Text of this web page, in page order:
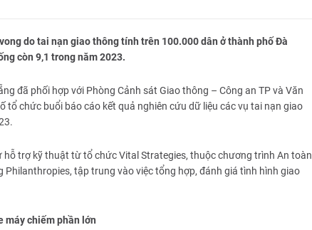
do tai nạn giao thông tính trên 100.000 dân ở thành phố Đà
còn 9,1 trong năm 2023.
đã phối hợp với Phòng Cảnh sát Giao thông – Công an TP và Văn
tổ chức buổi báo cáo kết quả nghiên cứu dữ liệu các vụ tai nạn giao
trợ kỹ thuật từ tổ chức Vital Strategies, thuộc chương trình An toàn
Philanthropies, tập trung vào việc tổng hợp, đánh giá tình hình giao
máy chiếm phần lớn